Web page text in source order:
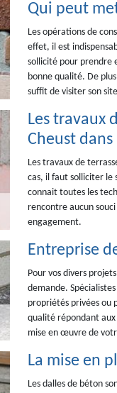
Qui peut
Les opérations de
effet, il est
sollicité pour prendre
bonne qualité. De
suffit de visiter son
Les travaux
Cheust dans
Les travaux de
cas, il faut solliciter le
connait toutes les
rencontre aucun
engagement.
Entreprise
Pour vos divers
demande.
propriétés privées ou
qualité répondant aux
mise en œuvre de
La mise en
Les dalles de béton